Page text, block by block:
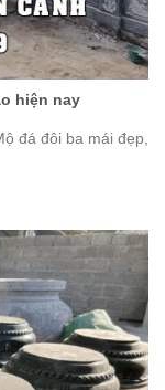
hiện nay
đá đôi ba mái đẹp,